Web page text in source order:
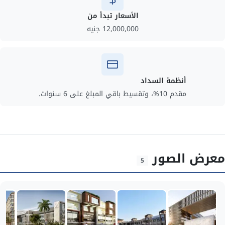
الأسعار تبدأ من
12,000,000 جنيه
أنظمة السداد
مقدم 10%، وتقسيط باقي المبلغ على 6 سنوات.
معرض الصور 5